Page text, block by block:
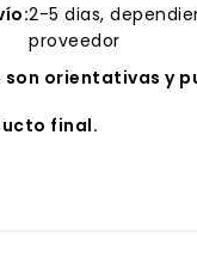
2-5 dias,
proveedor
orientativas y
final.